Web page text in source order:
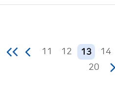
11 12 13 14
20